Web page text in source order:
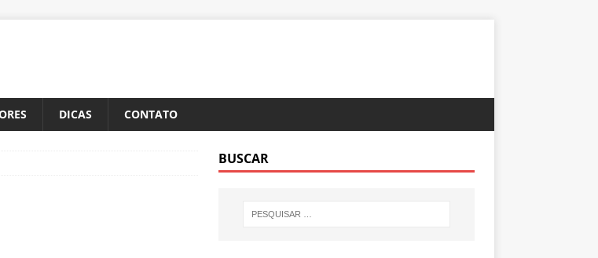
DICAS CONTATO
BUSCAR